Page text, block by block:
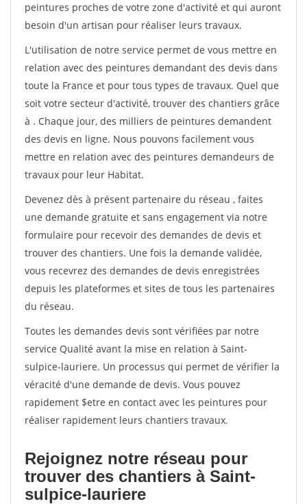
peintures proches de votre zone d'activité et qui auront
besoin d'un artisan pour réaliser leurs travaux.
L'utilisation de notre service permet de vous mettre en
relation avec des peintures demandant des devis dans
toute la France et pour tous types de travaux. Quel que
soit votre secteur d'activité, trouver des chantiers grâce
à . Chaque jour, des milliers de peintures demandent
des devis en ligne. Nous pouvons facilement vous
mettre en relation avec des peintures demandeurs de
travaux pour leur Habitat.
Devenez dès à présent partenaire du réseau , faites
une demande gratuite et sans engagement via notre
formulaire pour recevoir des demandes de devis et
trouver des chantiers. Une fois la demande validée,
vous recevrez des demandes de devis enregistrées
depuis les plateformes et sites de tous les partenaires
du réseau.
Toutes les demandes devis sont vérifiées par notre
service Qualité avant la mise en relation à Saint-
sulpice-lauriere. Un processus qui permet de vérifier la
véracité d'une demande de devis. Vous pouvez
rapidement $etre en contact avec les peintures pour
réaliser rapidement leurs chantiers travaux.
Rejoignez notre réseau pour
trouver des chantiers à Saint-
sulpice-lauriere